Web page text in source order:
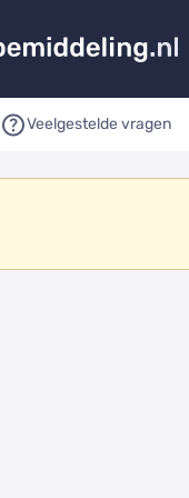
Veelgestelde vragen